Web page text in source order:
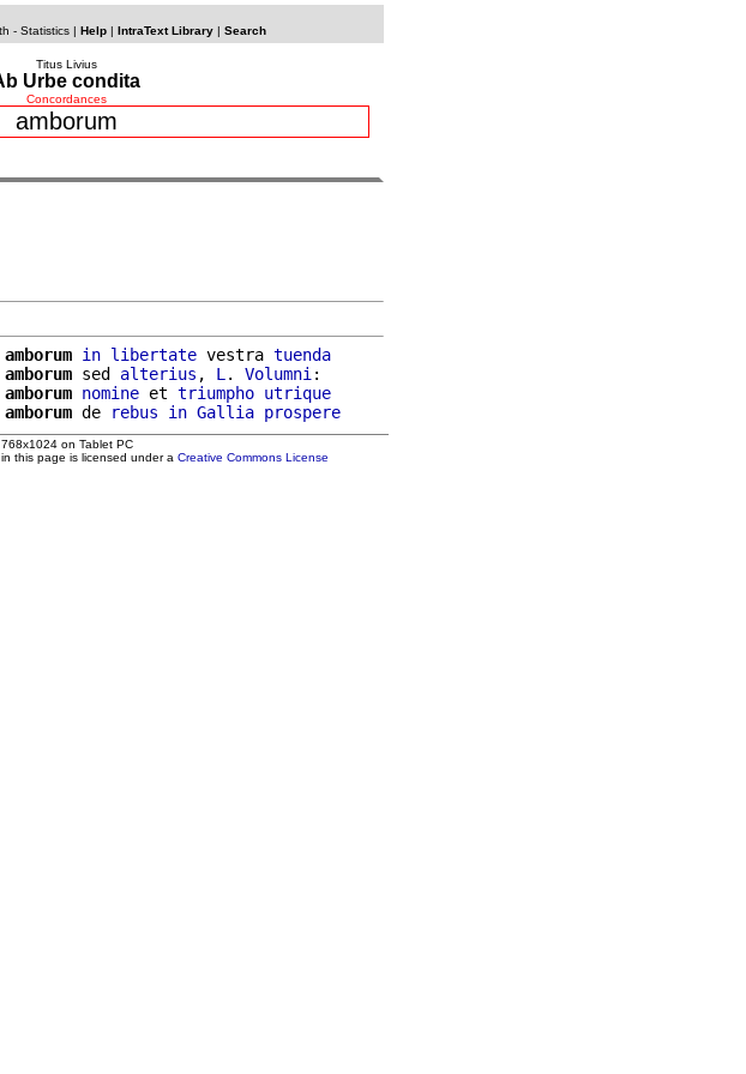
- Statistics| Help| IntraText Library| Search
Titus Livius
Urbe condita
Concordances
amborum
amborum in libertate vestra tuenda
amborum sed alterius , L . Volumni :
amborum nomine et triumpho utrique
amborum de rebus in Gallia prospere
on Tablet PC
this page is licensed under a Creative Commons License